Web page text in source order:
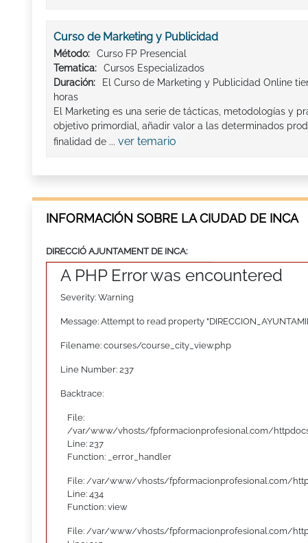
Curso de Marketing y Publicidad
Método:
Curso FP Presencial
Tematica:
Cursos Especializados
Duración:
El Curso de Marketing y Publicidad Online
horas
El Marketing es una serie de tácticas, metodologías y
objetivo primordial, añadir valor a las determinados
finalidad de ... ver temario
INFORMACIÓN SOBRE LA CIUDAD DE INCA
DIRECCIÓ AJUNTAMENT DE INCA:
A PHP Error was encountered
Severity: Warning
Message: Attempt to read property
Filename: courses/course_city_view.php
Line Number: 237
Backtrace:
File:
/var/www/vhosts/fpformacionprofesional.com/
Line: 237
Function: _error_handler
File: /var/www/vhosts/fpformacionprofesional.com/
Line: 434
Function: view
File: /var/www/vhosts/fpformacionprofesional.com/